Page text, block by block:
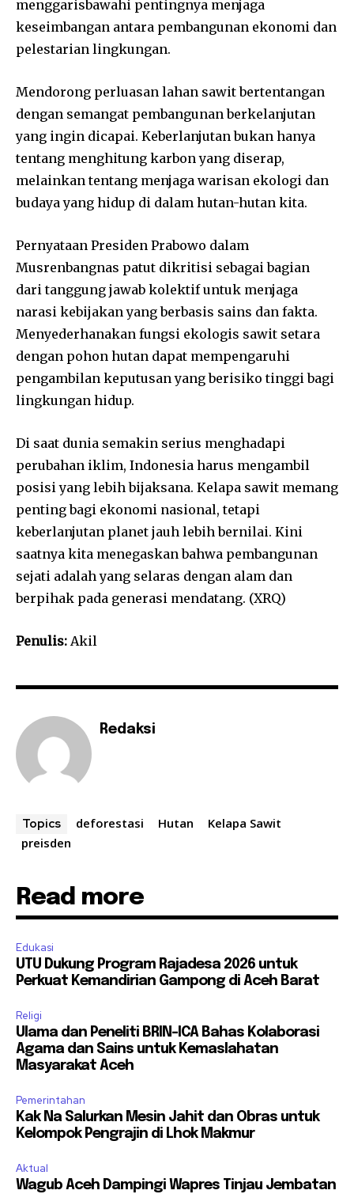
menggarisbawahi pentingnya menjaga
keseimbangan antara pembangunan ekonomi dan
pelestarian lingkungan.
Mendorong perluasan lahan sawit bertentangan
dengan semangat pembangunan berkelanjutan
yang ingin dicapai. Keberlanjutan bukan hanya
tentang menghitung karbon yang diserap,
melainkan tentang menjaga warisan ekologi dan
budaya yang hidup di dalam hutan-hutan kita.
Pernyataan Presiden Prabowo dalam
Musrenbangnas patut dikritisi sebagai bagian
dari tanggung jawab kolektif untuk menjaga
narasi kebijakan yang berbasis sains dan fakta.
Menyederhanakan fungsi ekologis sawit setara
dengan pohon hutan dapat mempengaruhi
pengambilan keputusan yang berisiko tinggi bagi
lingkungan hidup.
Di saat dunia semakin serius menghadapi
perubahan iklim, Indonesia harus mengambil
posisi yang lebih bijaksana. Kelapa sawit memang
penting bagi ekonomi nasional, tetapi
keberlanjutan planet jauh lebih bernilai. Kini
saatnya kita menegaskan bahwa pembangunan
sejati adalah yang selaras dengan alam dan
berpihak pada generasi mendatang. (XRQ)
Penulis: Akil
Redaksi
Topics deforestasi Hutan
Kelapa Sawit
preisden
Read more
Edukasi
UTU Dukung Program Rajadesa 2026 untuk
Perkuat Kemandirian Gampong di Aceh Barat
Religi
Ulama dan Peneliti BRIN-ICA Bahas Kolaborasi
Agama dan Sains untuk Kemaslahatan
Masyarakat Aceh
Pemerintahan
Kak Na Salurkan Mesin Jahit dan Obras untuk
Kelompok Pengrajin di Lhok Makmur
Aktual
Wagub Aceh Dampingi Wapres Tinjau Jembatan